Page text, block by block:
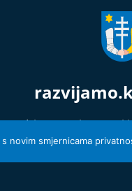
Izjava o privatnosti
© 2026
smjernicama